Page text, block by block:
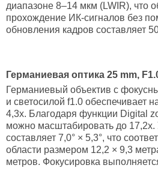
диапазоне 8–14 мкм (LWIR), что
прохождение ИК-сигналов без
обновления кадров составляет
Германиевая оптика 25 mm,
Германиевый объектив с
и светосилой f1.0 обеспечивает
4,3х. Благодаря функции Digital
можно масштабировать до 17,2х.
составляет 7,0° × 5,3°, что
области размером 12,2 × 9,3
метров. Фокусировка